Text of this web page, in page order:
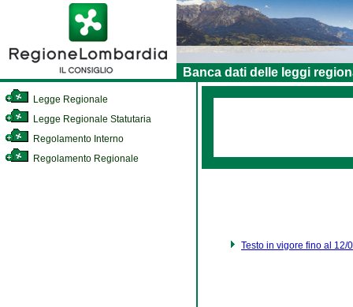
Banca dati delle leggi
Legge Regionale
Legge Regionale Statutaria
Regolamento Interno
Regolamento Regionale
Testo in vigore fino al 12/